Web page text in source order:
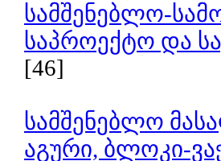
სამშენებლო-
საპროექტო და
[46]
სამშენებლო
აგური, ბლოკი-